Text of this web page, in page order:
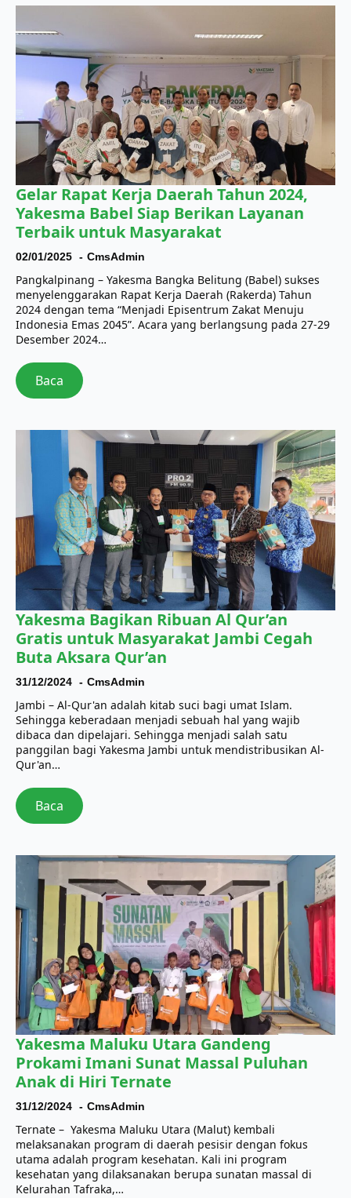
Gelar Rapat Kerja Daerah Tahun 2024,
Yakesma Babel Siap Berikan Layanan
Terbaik untuk Masyarakat
02/01/2025 CmsAdmin
Pangkalpinang – Yakesma Bangka Belitung (Babel) sukses
menyelenggarakan Rapat Kerja Daerah (Rakerda) Tahun
2024 dengan tema “Menjadi Episentrum Zakat Menuju
Indonesia Emas 2045”. Acara yang berlangsung pada 27-29
Desember 2024…
Baca
Yakesma Bagikan Ribuan Al Qur’an
Gratis untuk Masyarakat Jambi Cegah
Buta Aksara Qur’an
31/12/2024 CmsAdmin
Jambi – Al-Qur'an adalah kitab suci bagi umat Islam.
Sehingga keberadaan menjadi sebuah hal yang wajib
dibaca dan dipelajari. Sehingga menjadi salah satu
panggilan bagi Yakesma Jambi untuk mendistribusikan Al-
Qur'an…
Baca
Yakesma Maluku Utara Gandeng
Prokami Imani Sunat Massal Puluhan
Anak di Hiri Ternate
31/12/2024 CmsAdmin
Ternate – Yakesma Maluku Utara (Malut) kembali
melaksanakan program di daerah pesisir dengan fokus
utama adalah program kesehatan. Kali ini program
kesehatan yang dilaksanakan berupa sunatan massal di
Kelurahan Tafraka,…